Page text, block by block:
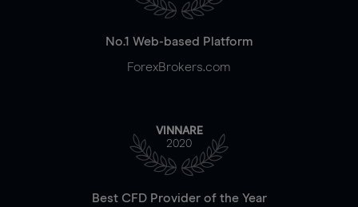
No.1 Web-based Platform
ForexBrokers.com
VINNARE
2020
Best CFD Provider of the Year